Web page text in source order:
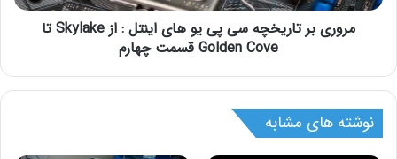
مروری بر تاریخچه سی پی یو های اینتل : از Skylake تا
Golden Cove قسمت چهارم
نوشته های مشابه